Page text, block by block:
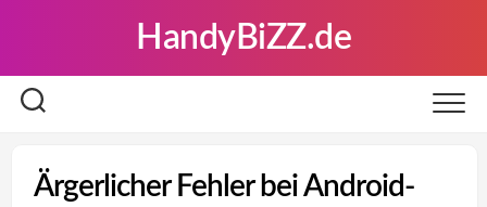
HandyBiZZ.de
Ärgerlicher Fehler bei Android-